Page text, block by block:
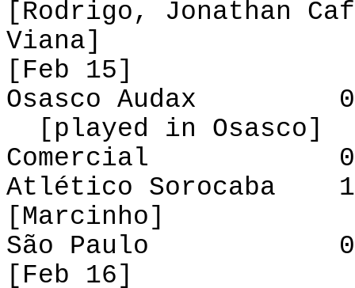
[Rodrigo, Jonathan
Viana]
[Feb 15]
Osasco
[played in Osasco]
Comercial 0-0
Atlético Sorocaba
[Marcinho]
São Paulo 0-0
[Feb 16]